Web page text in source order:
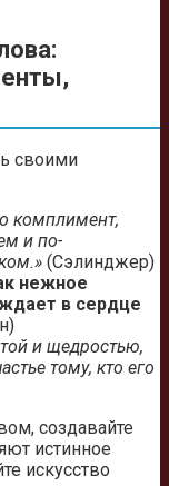
своими
комплимент,
и по-
(Сэлинджер)
нежное
в сердце
и щедростью,
тому, кто его
создавайте
истинное
искусство